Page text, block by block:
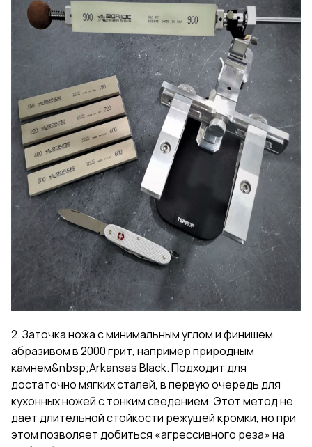
2. Заточка ножа с минимальным углом и финишем
абразивом в 2000 грит, например природным
камнем&nbsp;Arkansas Black. Подходит для
достаточно мягких сталей, в первую очередь для
кухонных ножей с тонким сведением. Этот метод не
дает длительной стойкости режущей кромки, но при
этом позволяет добиться «агрессивного реза» на